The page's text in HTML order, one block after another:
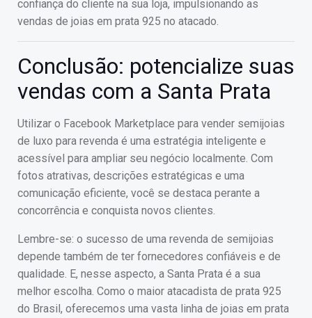
confiança do cliente na sua loja, impulsionando as
vendas de joias em prata 925 no atacado.
Conclusão: potencialize suas
vendas com a Santa Prata
Utilizar o Facebook Marketplace para vender semijoias
de luxo para revenda é uma estratégia inteligente e
acessível para ampliar seu negócio localmente. Com
fotos atrativas, descrições estratégicas e uma
comunicação eficiente, você se destaca perante a
concorrência e conquista novos clientes.
Lembre-se: o sucesso de uma revenda de semijoias
depende também de ter fornecedores confiáveis e de
qualidade. E, nesse aspecto, a Santa Prata é a sua
melhor escolha. Como o maior atacadista de prata 925
do Brasil, oferecemos uma vasta linha de joias em prata